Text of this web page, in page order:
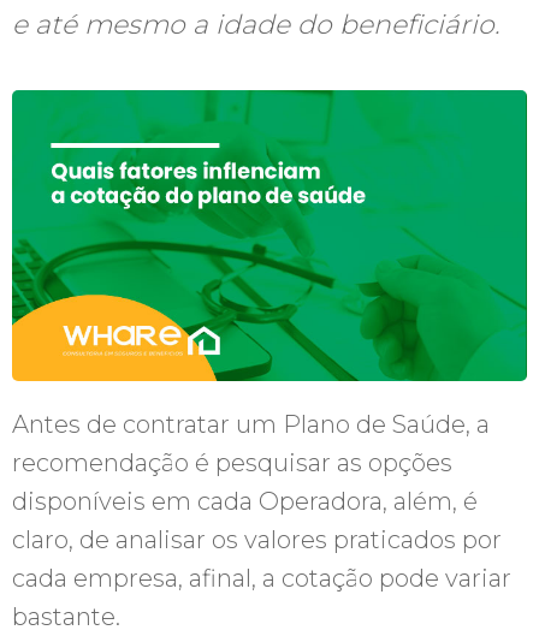
e até mesmo a idade do beneficiário.
Antes de contratar um Plano de Saúde, a
recomendação é pesquisar as opções
disponíveis em cada Operadora, além, é
claro, de analisar os valores praticados por
cada empresa, afinal, a cotação pode variar
bastante.